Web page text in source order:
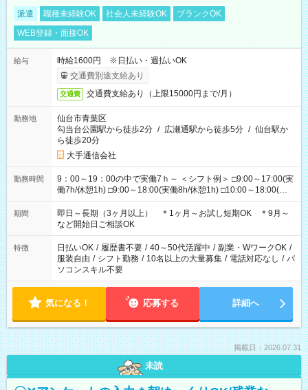
派遣 職種未経験OK 社会人未経験OK
ブランクOK
WEB登録・面接OK
給与
時給1600円 ※日払い・週払いOK
交通費別途支給あり
交通費 交通費支給あり（上限15000円まで/月）
勤務地
仙台市青葉区
勾当台公園駅から徒歩2分 / 広瀬通駅から徒歩5分 / 仙台駅か
ら徒歩20分
大手通信会社
勤務時間
9：00～19：00の中で実働7ｈ～ ＜シフト例＞ □9:00～17:00(実
働7h/休憩1h) □9:00～18:00(実働8h/休憩1h) □10:00～18:00(実
働7h/休憩1h) □10:00～19:00(実働8h/休憩1h) ＊時間固定ＯＫ
期間
即日～長期（3ヶ月以上） ＊1ヶ月～お試し短期OK ＊9月～
など開始日ご相談OK
特徴 日払いOK / 履歴書不要 / 40～50代活躍中 / 副業・WワークOK /
服装自由 / シフト勤務 / 10名以上の大量募集 / 電話対応なし / パ
ソコンスキル不要
気になる！ 応募する 詳細へ
掲載日：2026.07.31
未読